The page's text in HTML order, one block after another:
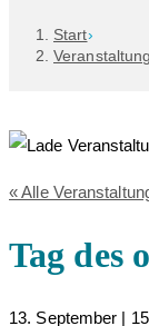
Start›
« Alle
Tag des
13. September |